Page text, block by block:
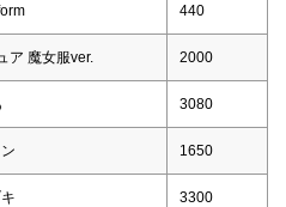
440
ア 魔女服ver. 2000
3080
1650
3300